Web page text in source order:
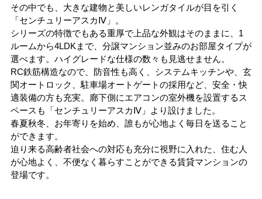
その中でも、大きな建物と美しいレンガタイルが目を引く
「センチュリーアスカⅣ」。
シリーズの特徴でもある重厚で上品な外観はそのままに、1
ルームから4LDKまで、分譲マンション並みのお部屋タイプが
選べます。ハイグレードな仕様の数々も見逃せません。
RC鉄筋構造なので、防音性も高く、システムキッチンや、玄
関オートロック、駐車場オートゲートの採用など、安全・快
適装備の方も充実。廊下側にエアコンの室外機を設置するス
ペースも「センチュリーアスカⅣ」より設けました。
春夏秋冬、お年寄りを始め、誰もが心地よく毎日を送ること
ができます。
迫り来る高齢者社会への対応も充分に視野に入れた、住む人
が心地よく、不便なく暮らすことができる賃貸マンションの
登場です。